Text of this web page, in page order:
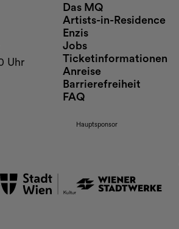
Uhr
Das MQ
Artists-in-Residence
Enzis
Jobs
Ticketinformationen
Anreise
Barrierefreiheit
FAQ
Hauptsponsor